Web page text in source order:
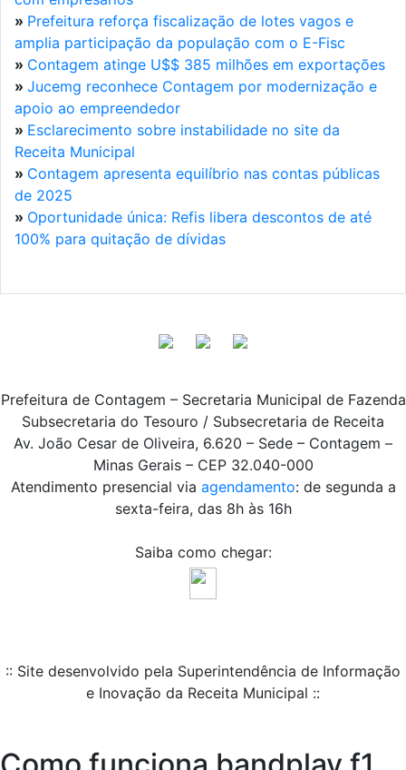
» Prefeitura reforça fiscalização de lotes vagos e
amplia participação da população com o E-Fisc
» Contagem atinge U$$ 385 milhões em exportações
» Jucemg reconhece Contagem por modernização e
apoio ao empreendedor
» Esclarecimento sobre instabilidade no site da
Receita Municipal
» Contagem apresenta equilíbrio nas contas públicas
de 2025
» Oportunidade única: Refis libera descontos de até
100% para quitação de dívidas
Prefeitura de Contagem – Secretaria Municipal de Fazenda
Subsecretaria do Tesouro / Subsecretaria de Receita
Av. João Cesar de Oliveira, 6.620 – Sede – Contagem –
Minas Gerais – CEP 32.040-000
Atendimento presencial via agendamento: de segunda a
sexta-feira, das 8h às 16h
Saiba como chegar:
:: Site desenvolvido pela Superintendência de Informação
e Inovação da Receita Municipal ::